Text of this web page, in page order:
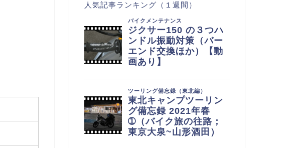
人気記事ランキング（１週間）